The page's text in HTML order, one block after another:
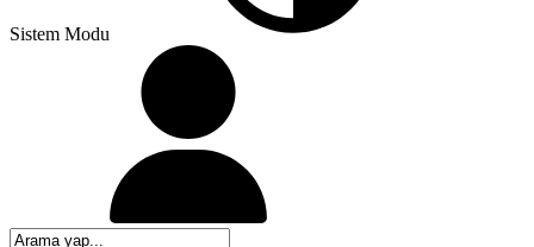
Sistem Modu